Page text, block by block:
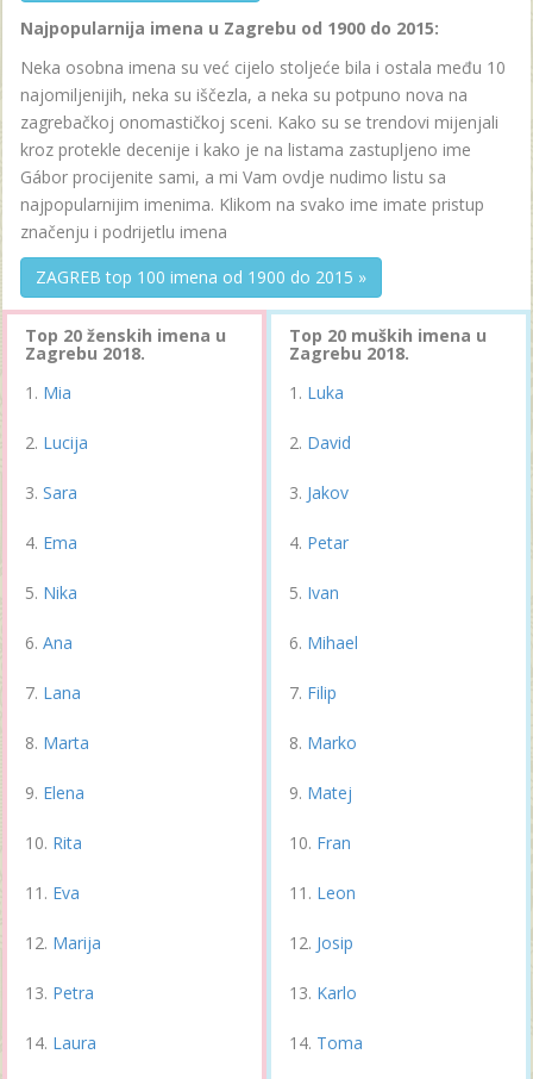
Najpopularnija imena u Zagrebu od 1900 do 2015:
Neka osobna imena su već cijelo stoljeće bila i ostala među 10
najomiljenijih, neka su iščezla, a neka su potpuno nova na
zagrebačkoj onomastičkoj sceni. Kako su se trendovi mijenjali
kroz protekle decenije i kako je na listama zastupljeno ime
Gábor procijenite sami, a mi Vam ovdje nudimo listu sa
najpopularnijim imenima. Klikom na svako ime imate pristup
značenju i podrijetlu imena
ZAGREB top 100 imena od 1900 do 2015 »
Top 20 ženskih imena u
Zagrebu 2018.
Mia
Lucija
Sara
Ema
Nika
Ana
Lana
Marta
Elena
Rita
Eva
Marija
Petra
Laura
Top 20 muških imena u
Zagrebu 2018.
Luka
David
Jakov
Petar
Ivan
Mihael
Filip
Marko
Matej
Fran
Leon
Josip
Karlo
Toma